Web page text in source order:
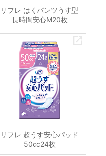
リフレ はくパンツうす型
長時間安心M20枚
リフレ 超うす安心パッド
50cc24枚